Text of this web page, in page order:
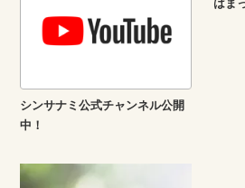
シンサナミ公式チャンネル公開
中！
はま